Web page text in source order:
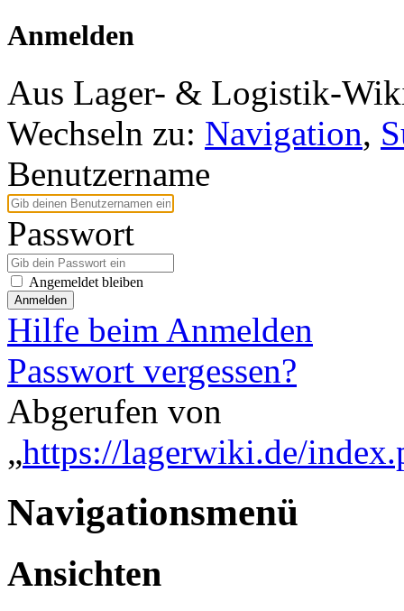
Anmelden
Aus Lager- & Logistik-
Wechseln zu: Navigation,
Benutzername
Passwort
Angemeldet bleiben
Anmelden
Hilfe beim Anmelden
Passwort vergessen?
Abgerufen von
„https://lagerwiki.de/
Navigationsmenü
Ansichten